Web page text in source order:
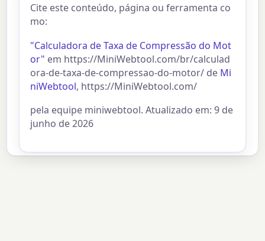
Cite este conteúdo, página ou ferramenta co
mo:
"Calculadora de Taxa de Compressão do Mot
or" em https://MiniWebtool.com/br/calculad
ora-de-taxa-de-compressao-do-motor/ de Mi
niWebtool, https://MiniWebtool.com/
pela equipe miniwebtool. Atualizado em: 9 de
junho de 2026